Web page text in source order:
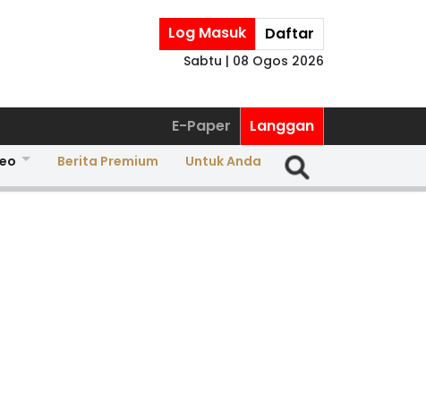
Log Masuk Daftar
Sabtu | 08 Ogos 2026
E-Paper Langgan
Berita Premium Untuk Anda